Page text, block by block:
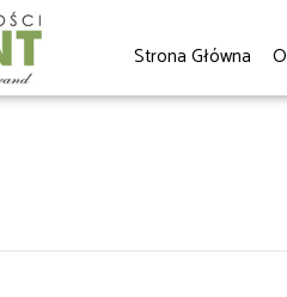
Strona Główna